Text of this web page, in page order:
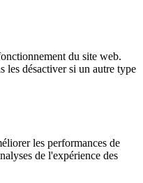
du site web.
les désactiver si un autre type
les performances de
de l'expérience des